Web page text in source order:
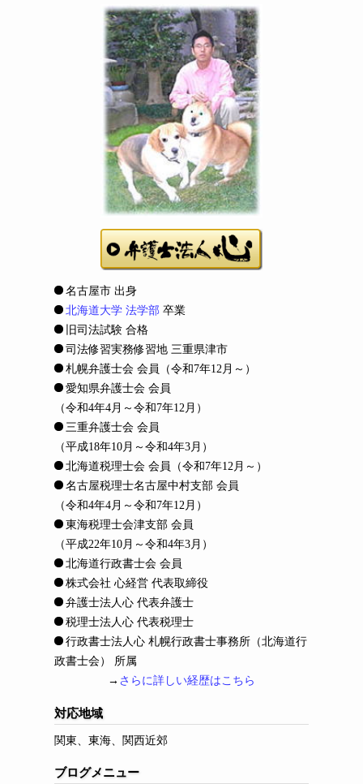
名古屋市 出身
北海道大学 法学部 卒業
旧司法試験 合格
司法修習実務修習地 三重県津市
札幌弁護士会 会員
（令和7年12月～）
愛知県弁護士会 会員
（令和4年4月～令和7年12月）
三重弁護士会 会員
（平成18年10月～令和4年3月）
北海道税理士会 会員
（令和7年12月～）
名古屋税理士名古屋中村支部 会員
（令和4年4月～令和7年12月）
東海税理士会津支部 会員
（平成22年10月～令和4年3月）
北海道行政書士会 会員
株式会社 心経営 代表取締役
弁護士法人心 代表弁護士
税理士法人心 代表税理士
行政書士法人心 札幌行政書士事務所（北海道行
政書士会） 所属
→ さらに詳しい経歴はこちら
対応地域
関東、東海、関西近郊
ブログメニュー